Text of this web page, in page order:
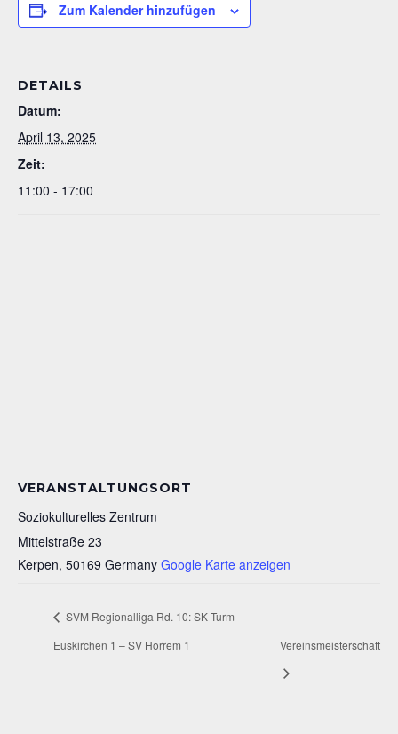
Zum Kalender hinzufügen
DETAILS
Datum:
April 13, 2025
Zeit:
11:00 - 17:00
VERANSTALTUNGSORT
Soziokulturelles Zentrum
Mittelstraße 23
Kerpen, 50169 Germany Google Karte anzeigen
SVM Regionalliga Rd. 10: SK Turm
Euskirchen 1 – SV Horrem 1
Vereinsmeisterschaft